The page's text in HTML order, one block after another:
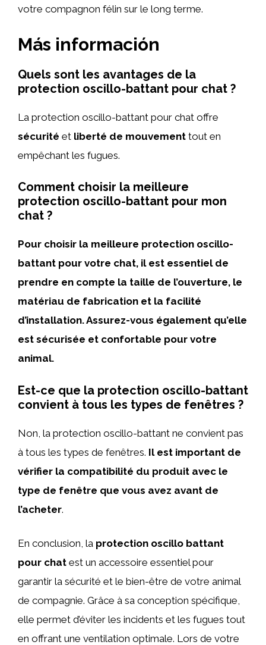
votre compagnon félin sur le long terme.
Más información
Quels sont les avantages de la
protection oscillo-battant pour chat ?
La protection oscillo-battant pour chat offre
sécurité et liberté de mouvement tout en
empêchant les fugues.
Comment choisir la meilleure
protection oscillo-battant pour mon
chat ?
Pour choisir la meilleure protection oscillo-
battant pour votre chat, il est essentiel de
prendre en compte la taille de l’ouverture, le
matériau de fabrication et la facilité
d’installation. Assurez-vous également qu’elle
est sécurisée et confortable pour votre
animal.
Est-ce que la protection oscillo-battant
convient à tous les types de fenêtres ?
Non, la protection oscillo-battant ne convient pas
à tous les types de fenêtres. Il est important de
vérifier la compatibilité du produit avec le
type de fenêtre que vous avez avant de
l’acheter.
En conclusion, la protection oscillo battant
pour chat est un accessoire essentiel pour
garantir la sécurité et le bien-être de votre animal
de compagnie. Grâce à sa conception spécifique,
elle permet d’éviter les incidents et les fugues tout
en offrant une ventilation optimale. Lors de votre